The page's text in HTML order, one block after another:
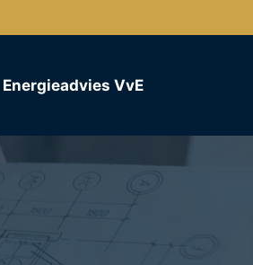
Energieadvies VvE